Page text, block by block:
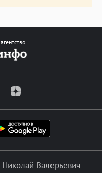
Валерьевич